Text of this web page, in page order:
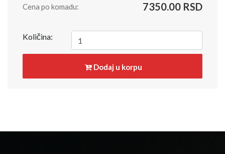
Cena po komadu: 7350.00 RSD
Količina:
Dodaj u korpu